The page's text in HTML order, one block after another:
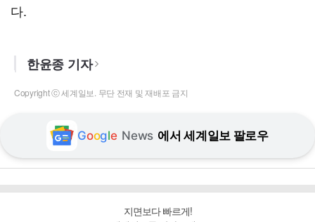
다.
한윤종 기자
Copyright ⓒ 세계일보. 무단 전재 및 재배포 금지
Google News 에서 세계일보 팔로우
지면보다 빠르게!